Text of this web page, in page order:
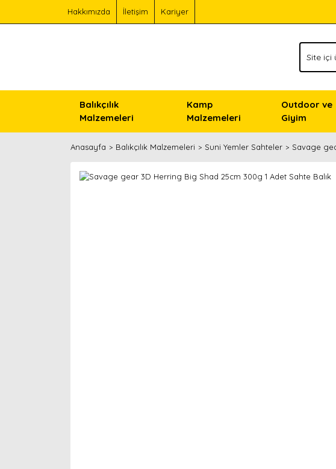
Hakkımızda İletişim Kariyer
Balıkçılık
Malzemeleri
Kamp
Malzemeleri
Outdoor ve
Giyim
Anasayfa Balıkçılık Malzemeleri Suni Yemler Sahteler Savage